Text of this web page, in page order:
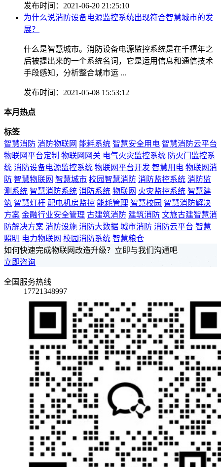
发布时间：2021-06-20 21:25:10
为什么说消防设备电源监控系统出现符合智慧城市的发
展？
什么是智慧城市。消防设备电源监控系统是在千禧年之
后被提出来的一个系统名词，它是运用信息和通信技术
手段感知，分析整合城市运 ...
发布时间：2021-05-08 15:53:12
本月热点
标签
智慧消防 消防物联网 能耗系统 智慧安全用电 智慧消防云平台
物联网平台定制 物联网网关 电气火灾监控系统 防火门监控系
统 消防设备电源监控系统 物联网平台开发 智慧用电 物联网消
防 智慧物联网 智慧城市 校园智慧消防 消防监控系统 消防监
测系统 智慧消防系统 消防系统 物联网 火灾监控系统 智慧建
筑 智慧灯杆 配电机房监控 能耗管理 智慧校园 智慧消防解决
方案 金融行业安全管理 古建筑消防 建筑消防 文旅古建智慧消
防解决方案 消防设施 消防大数据 城市消防 消防云平台 智慧
照明 电力物联网 校园消防系统 智慧粮仓
如何快速完成物联网改造升级？立即与我们沟通吧
立即咨询
全国服务热线
17721348997